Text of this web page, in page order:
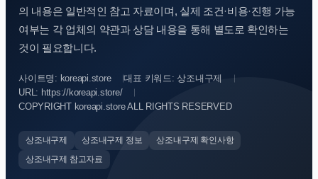
의 내용은 일반적인 참고 자료이며, 실제 조건·비용·진행 가능
여부는 각 업체의 약관과 상담 내용을 통해 별도로 확인하는
것이 필요합니다.
사이트명: koreapi.store
대표 키워드: 상조내구제
URL: https://koreapi.store/
COPYRIGHT koreapi.store ALL RIGHTS RESERVED
상조내구제 상조내구제 정보
상조내구제 확인사항
상조내구제 참고자료